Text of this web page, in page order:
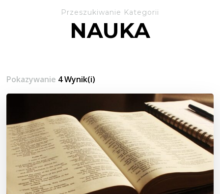
Przeszukiwanie Kategorii
NAUKA
Pokazywanie 4 Wynik(i)